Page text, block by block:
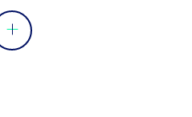
premier niveau.
les données de